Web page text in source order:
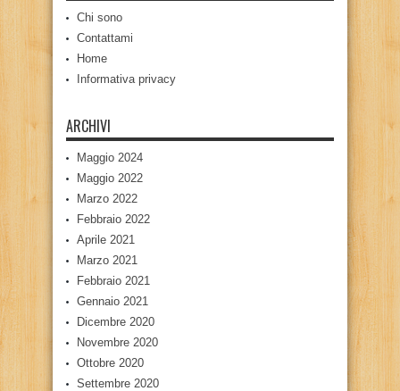
Chi sono
Contattami
Home
Informativa privacy
ARCHIVI
Maggio 2024
Maggio 2022
Marzo 2022
Febbraio 2022
Aprile 2021
Marzo 2021
Febbraio 2021
Gennaio 2021
Dicembre 2020
Novembre 2020
Ottobre 2020
Settembre 2020